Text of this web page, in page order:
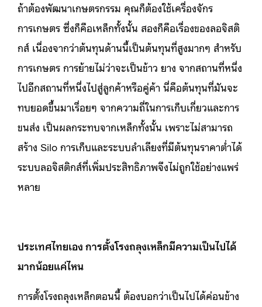
ถ้าต้องพัฒนาเกษตรกรรม คุณก็ต้องใช้เครื่องจักร
การเกษตร ซึ่งก็คือเหล็กทั้งนั้น สองก็คือเรื่องของลอจิสติ
กส์ เนื่องจากว่าต้นทุนด้านนี้เป็นต้นทุนที่สูงมากๆ สำหรับ
การเกษตร การย้ายไม่ว่าจะเป็นข้าว ยาง จากสถานที่หนึ่ง
ไปอีกสถานที่หนึ่งไปสู่ลูกค้าหรือคู่ค้า นี่คือต้นทุนที่มันจะ
ทบยอดขึ้นมาเรื่อยๆ จากความถี่ในการเก็บเกี่ยวและการ
ขนส่ง เป็นผลกระทบจากเหล็กทั้งนั้น เพราะไม่สามารถ
สร้าง Silo การเก็บและระบบลำเลียงที่มีต้นทุนราคาต่ำได้
ระบบลอจิสติกส์ที่เพิ่มประสิทธิภาพจึงไม่ถูกใช้อย่างแพร่
หลาย
ประเทศไทยเอง การตั้งโรงถลุงเหล็กมีความเป็นไปได้
มากน้อยแค่ไหน
การตั้งโรงถลุงเหล็กตอนนี้ ต้องบอกว่าเป็นไปได้ค่อนข้าง